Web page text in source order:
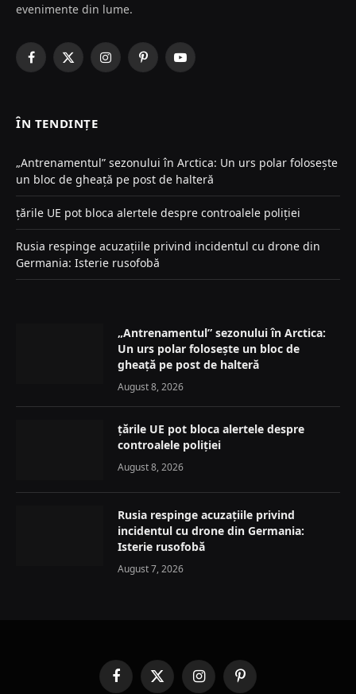
evenimente din lume.
Facebook
X
InstagramPinterestYouTube
ÎN TENDINȚE
„Antrenamentul” sezonului în Arctica: Un urs polar folosește
un bloc de gheață pe post de halteră
țările UE pot bloca alertele despre controalele poliției
Rusia respinge acuzațiile privind incidentul cu drone din
Germania: Isterie rusofobă
„Antrenamentul” sezonului în Arctica:
Un urs polar folosește un bloc de
gheață pe post de halteră
August 8, 2026
țările UE pot bloca alertele despre
controalele poliției
August 8, 2026
Rusia respinge acuzațiile privind
incidentul cu drone din Germania:
Isterie rusofobă
August 7, 2026
FacebookX
InstagramPinterest